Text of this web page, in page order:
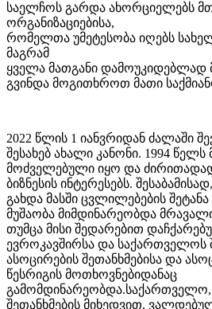
საელჩოს გარდა ახორციელებს
ორგანიზაციებისა,
რომელთა უმეტესობა იღებს
მაგრამ
ყველა მათგანი დამოუკიდებლად
გვინდა მოგითხროთ მათი
2022 წლის 1 იანვრიდან ძალაში
შესახებ ახალი კანონი. 1994
მოძველებული იყო და
ბიზნესის ინტერესებს.
გახდა მასში ცვლილებების
მუშაობა მიმდინარეობდა
თუმცა მისი შედარებით
ევროკავშირსა და
ასოცირების შეთანხმებისა და
წესრიგის მოთხოვნებიდანაც
შეთანხმების მიხედვით,